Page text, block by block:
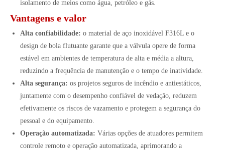
isolamento de meios como água, petróleo e gás.
Vantagens e valor
Alta confiabilidade: o material de aço inoxidável F316L e o
design de bola flutuante garante que a válvula opere de forma
estável em ambientes de temperatura de alta e média a altura,
reduzindo a frequência de manutenção e o tempo de inatividade.
Alta segurança: os projetos seguros de incêndio e antiestáticos,
juntamente com o desempenho confiável de vedação, reduzem
efetivamente os riscos de vazamento e protegem a segurança do
pessoal e do equipamento.
Operação automatizada: Várias opções de atuadores permitem
controle remoto e operação automatizada, aprimorando a